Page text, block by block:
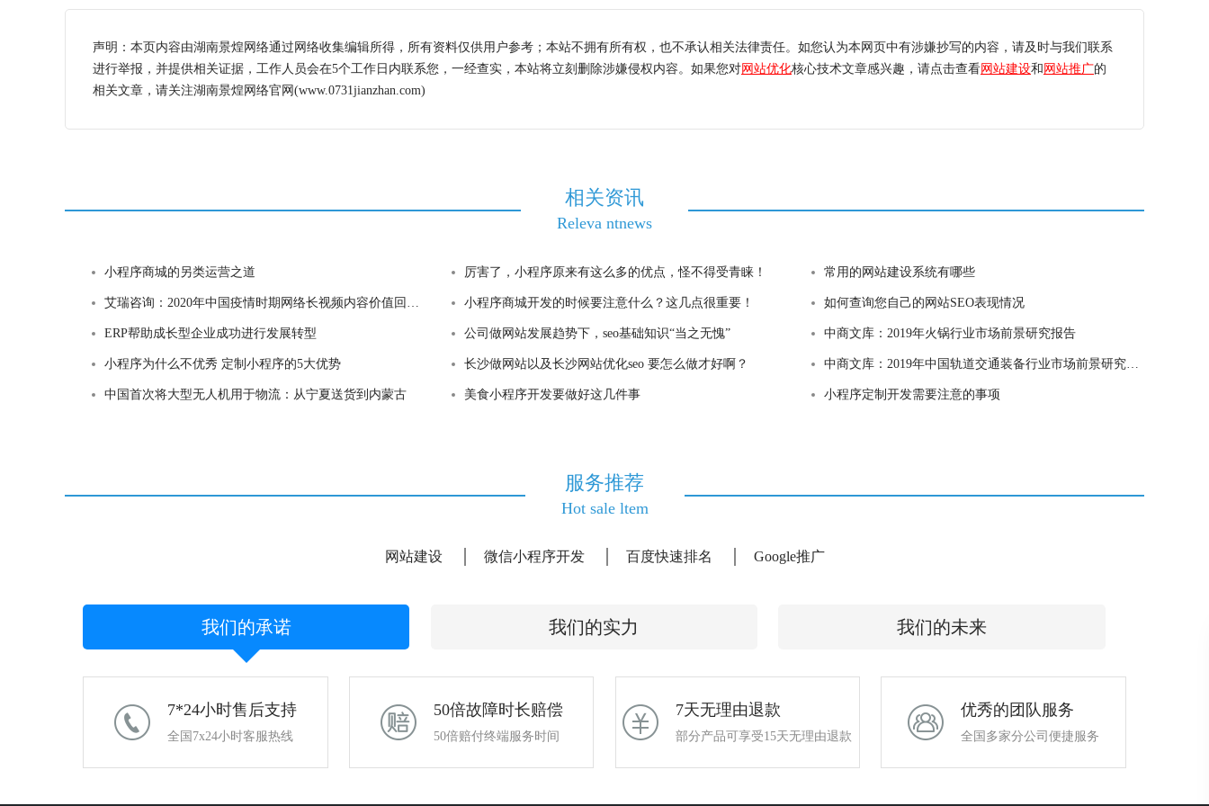
声明：本页内容由湖南景煌网络通过网络收集编辑所得，所有资料仅供用户参考；本站不拥有所有权，也不承认相关法律责任。如您认为本网页中有涉嫌抄写的内容，请及时与我们联系
进行举报，并提供相关证据，工作人员会在5个工作日内联系您，一经查实，本站将立刻删除涉嫌侵权内容。如果您对网站优化核心技术文章感兴趣，请点击查看网站建设和 网站推广的
相关文章，请关注湖南景煌网络官网(www.0731jianzhan.com)
相关资讯
Releva ntnews
小程序商城的另类运营之道 厉害了，小程序原来有这么多的优点，怪不得受青睐！ 常用的网站建设系统有哪些
艾瑞咨询：2020年中国疫情时期网络长视频内容价值回顾及探索 小程序商城开发的时候要注意什么？这几点很重要！ 如何查询您自己的网站SEO表现情况
ERP帮助成长型企业成功进行发展转型 公司做网站发展趋势下，seo基础知识“当之无愧” 中商文库：2019年火锅行业市场前景研究报告
小程序为什么不优秀 定制小程序的5大优势 长沙做网站以及长沙网站优化seo 要怎么做才好啊？ 中商文库：2019年中国轨道交通装备行业市场前景研究报告
中国首次将大型无人机用于物流：从宁夏送货到内蒙古 美食小程序开发要做好这几件事 小程序定制开发需要注意的事项
服务推荐
Hot sale ltem
网站建设 微信小程序开发 百度快速排名 Google推广
我们的承诺 我们的实力 我们的未来
7*24小时售后支持
全国7x24小时客服热线
50倍故障时长赔偿
50倍赔付终端服务时间
7天无理由退款
部分产品可享受15天无理由退款
优秀的团队服务
全国多家分公司便捷服务